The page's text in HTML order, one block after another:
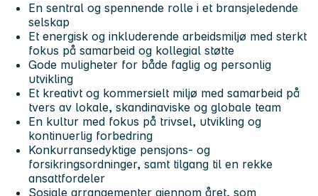
En sentral og spennende rolle i et bransjeledende
selskap
Et energisk og inkluderende arbeidsmiljø med sterkt
fokus på samarbeid og kollegial støtte
Gode muligheter for både faglig og personlig
utvikling
Et kreativt og kommersielt miljø med samarbeid på
tvers av lokale, skandinaviske og globale team
En kultur med fokus på trivsel, utvikling og
kontinuerlig forbedring
Konkurransedyktige pensjons- og
forsikringsordninger, samt tilgang til en rekke
ansattfordeler
Sosiale arrangementer gjennom året, som